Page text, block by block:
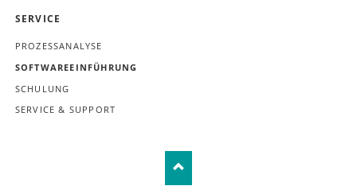
NAVIGATION
SERVICE
PROZESSANALYSE
SOFTWAREEINFÜHRUNG
SCHULUNG
SERVICE & SUPPORT